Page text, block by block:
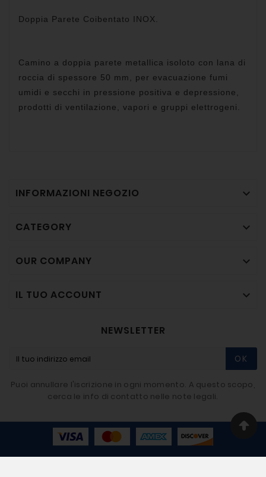
Doppia Parete Coibentato INOX.
Camino a doppia parete metallica isoloto con lana di
roccia di spessore 50 mm, per evacuazione fumi
umidi e secchi in pressione positiva e depressione,
prodotti di ventilazione, vapori e gruppi elettrogeni.
INFORMAZIONI NEGOZIO 
CATEGORY 
OUR COMPANY 
IL TUO ACCOUNT 
NEWSLETTER
OK
Puoi annullare l'iscrizione in ogni momento. A questo scopo,
cerca le info di contatto nelle note legali.